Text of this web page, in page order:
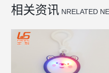
相关资讯 NRELATED